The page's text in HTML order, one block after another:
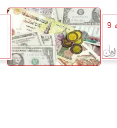
سعر الجنيه الإسترليني اليوم الثلاثاء 9